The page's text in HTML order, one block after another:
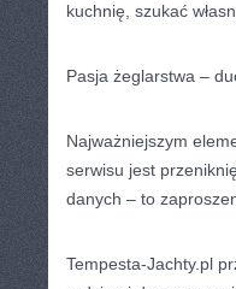
kuchnię, szukać
Pasja żeglarstwa –
Najważniejszym
serwisu jest
danych – to
Tempesta-Jachty.pl